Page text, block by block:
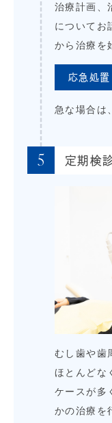
治療計画、
についてお
から治療を
応急処置
急な場合は
5 定期検
むし歯や歯
ほとんどな
ケースが多
かの治療を